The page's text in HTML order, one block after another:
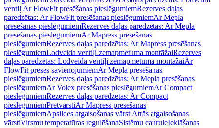
ventiļiAr FlowFit presēšanas pieslēgumiemRezerves daļas
paredzētas: Ar FlowFit presēšanas pieslēgumiemAr Mepla
presēšanas pieslēgumiemRezerves daļas paredzētas: Ar Mepla
presēšanas pieslēgumiemAr Mapress presēšanas
pieslēgumiemRezerves daļas paredzētas: Ar Mapress presēšanas
pieslēgumiemLodveida ventiļi zemapmetuma montāžaiRezerves
daļas paredzētas: Lodveida ventiļi zemapmetuma montāžaiAr
FlowFit preses savienojumiemAr Mepla presēšanas
pieslēgumiemRezerves daļas paredzētas: Ar Mepla presēšanas
pieslēgumiemAr Volex presēšanas pieslēgumiemAr Compact
pieslēgumiemRezerves daļas paredzētas: Ar Compact
pieslēgumiemPretvārstiAr Mapress presēšanas
pieslēgumiemApsildes atgaisošanas vārstiĀtrās atgaisošanas
vārstiVirsmu temperatūras regulēšanaSistēmu cauruleIeklāšanas